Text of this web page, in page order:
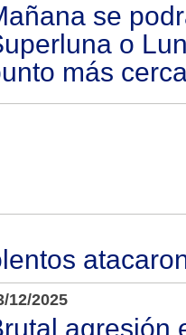
se
o
más
12/2025
agresión